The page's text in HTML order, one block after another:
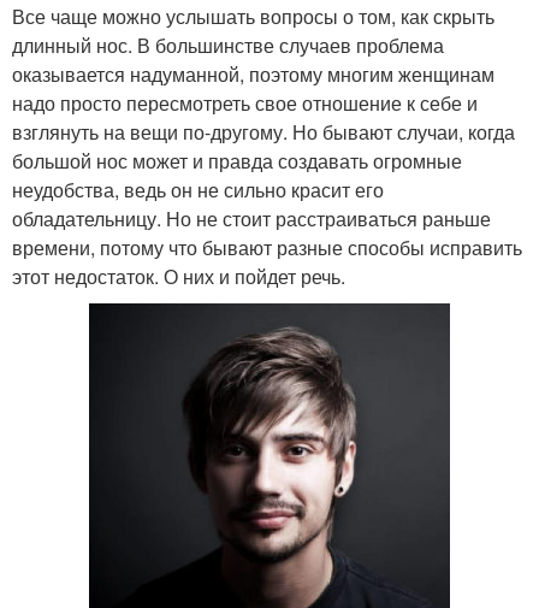
Все чаще можно услышать вопросы о том, как скрыть
длинный нос. В большинстве случаев проблема
оказывается надуманной, поэтому многим женщинам
надо просто пересмотреть свое отношение к себе и
взглянуть на вещи по-другому. Но бывают случаи, когда
большой нос может и правда создавать огромные
неудобства, ведь он не сильно красит его
обладательницу. Но не стоит расстраиваться раньше
времени, потому что бывают разные способы исправить
этот недостаток. О них и пойдет речь.